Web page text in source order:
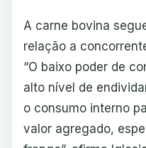
A carne bovina
relação a
“O baixo poder de
alto nível de
o consumo interno
valor agregado,